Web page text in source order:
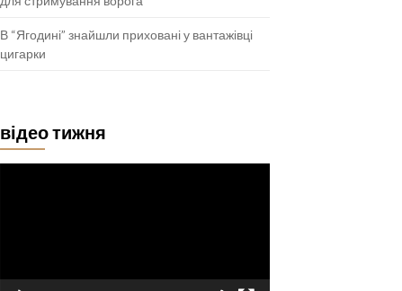
В “Ягодині” знайшли приховані у вантажівці
цигарки
відео тижня